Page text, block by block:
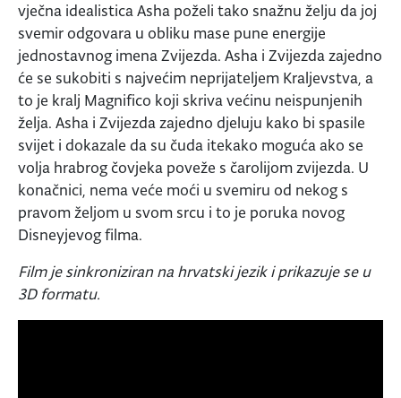
vječna idealistica Asha poželi tako snažnu želju da joj
svemir odgovara u obliku mase pune energije
jednostavnog imena Zvijezda. Asha i Zvijezda zajedno
će se sukobiti s najvećim neprijateljem Kraljevstva, a
to je kralj Magnifico koji skriva većinu neispunjenih
želja. Asha i Zvijezda zajedno djeluju kako bi spasile
svijet i dokazale da su čuda itekako moguća ako se
volja hrabrog čovjeka poveže s čarolijom zvijezda. U
konačnici, nema veće moći u svemiru od nekog s
pravom željom u svom srcu i to je poruka novog
Disneyjevog filma.
Film je sinkroniziran na hrvatski jezik i prikazuje se u
3D formatu.